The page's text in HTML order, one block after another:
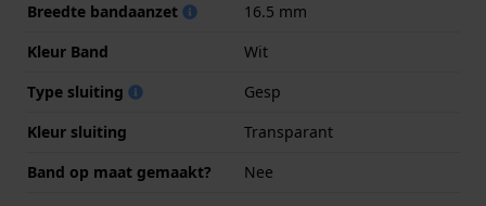
Breedte bandaanzet
16.5 mm
Kleur Band
Wit
Type sluiting
Gesp
Kleur sluiting
Transparant
Band op maat gemaakt?
Nee